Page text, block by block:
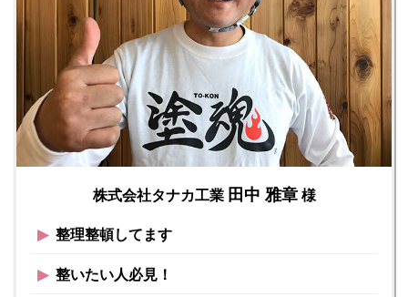
株式会社タナカ工業 田中 雅章様
▶︎ 整理整頓してます
▶︎ 整いたい人必見！